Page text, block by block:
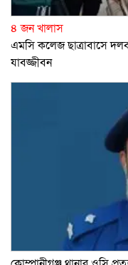
৪ জন খালাস
এমসি কলেজ ছাত্রাবাসে
যাবজ্জীবন